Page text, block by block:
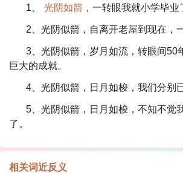
1、 光阴如箭 ，一转眼我就小学毕业
2、光阴似箭，自离开老屋到现在，
3、光阴似箭，岁月如流，转眼间50
巨大的成就。
4、光阴似箭，日月如梭，我们分别
5、光阴似箭，日月如梭，不知不觉
了。
相关词近反义